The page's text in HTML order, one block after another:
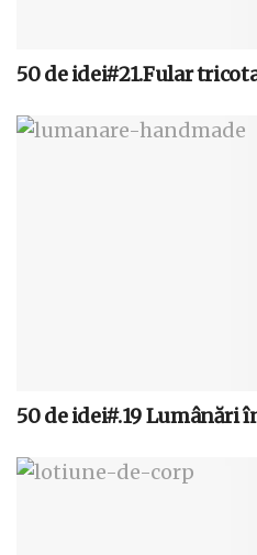
50 de idei#21.Fular
50 de idei#.19 Lumânări